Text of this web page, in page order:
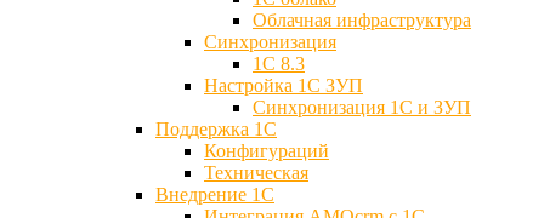
Облачная инфраструктура
Синхронизация
1С 8.3
Настройка 1С ЗУП
Синхронизация 1С и ЗУП
Поддержка 1С
Конфигураций
Техническая
Внедрение 1С